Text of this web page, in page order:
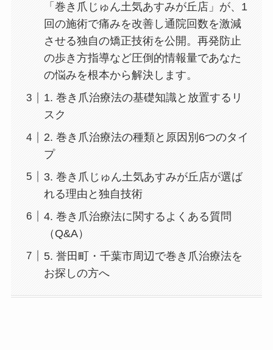
「巻き爪じゅん土気あすみが丘店」が、1
回の施術で痛みを改善し通院回数を激減
させる独自の矯正技術を公開。再発防止
の歩き方指導など圧倒的情報量であなた
の悩みを根本から解決します。
1. 巻き爪治療法の基礎知識と放置するリ
スク
2. 巻き爪治療法の種類と原因別6つのタイ
プ
3. 巻き爪じゅん土気あすみが丘店が選ば
れる理由と独自技術
4. 巻き爪治療法に関するよくある質問
（Q&A）
5. 誉田町・千葉市周辺で巻き爪治療法を
お探しの方へ